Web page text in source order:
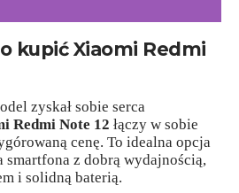
kupić Xiaomi Redmi
zyskał sobie serca
Redmi Note 12 łączy w sobie
cenę. To idealna opcja
smartfona z dobrą wydajnością,
i solidną baterią.